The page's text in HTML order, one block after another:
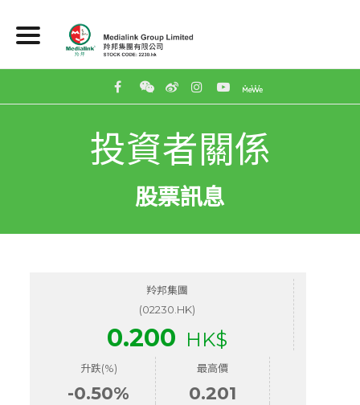
投資者關係
股票訊息
羚邦集團
(02230.HK)
0.200 HK$
升跌(%)
-0.50%
最高價
0.201